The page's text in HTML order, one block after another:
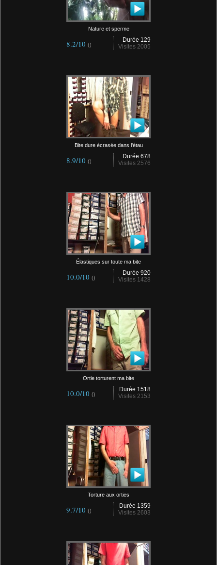
Nature et sperme
Durée 129
Visites 2005
8.2/10 ()
Bite dure écrasée dans l'étau
Durée 678
Visites 2576
8.9/10 ()
Élastiques sur toute ma bite
Durée 920
Visites 1428
10.0/10 ()
Ortie torturent ma bite
Durée 1518
Visites 2153
10.0/10 ()
Torture aux orties
Durée 1359
Visites 2603
9.7/10 ()